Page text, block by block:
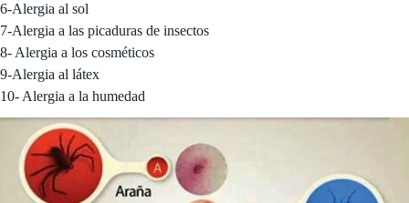
6-Alergia al sol
7-Alergia a las picaduras de insectos
8- Alergia a los cosméticos
9-Alergia al látex
10- Alergia a la humedad